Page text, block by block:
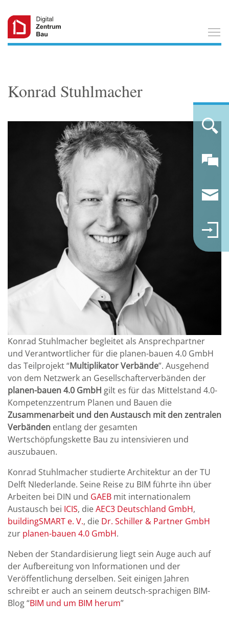
Konrad Stuhlmacher
Konrad Stuhlmacher begleitet als Ansprechpartner
und Verantwortlicher für die planen-bauen 4.0 GmbH
das Teilprojekt “Multiplikator Verbände”. Ausgehend
von dem Netzwerk an Gesellschafterverbänden der
planen-bauen 4.0 GmbH gilt es für das Mittelstand 4.0-
Kompetenzzentrum Planen und Bauen die
Zusammenarbeit und den Austausch mit den zentralen
Verbänden entlang der gesamten
Wertschöpfungskette Bau zu intensivieren und
auszubauen.
Konrad Stuhlmacher studierte Architektur an der TU
Delft NIederlande. Seine Reise zu BIM führte ihn über
Arbeiten bei DIN und GAEB mit internationalem
Austausch bei ICIS, dieAEC3 Deutschland GmbH,
buildingSMART e. V., die Dr. Schiller & Partner GmbH
zur planen-bauen 4.0 GmbH.
Neben der Standardisierung liegt sein Auge auch auf
der Aufbereitung von Informationen und der
Veröffentlichung derselben. Seit einigen Jahren
schreibt er auch an seinem deutsch-sprachigen BIM-
Blog “BIM und um BIM herum”